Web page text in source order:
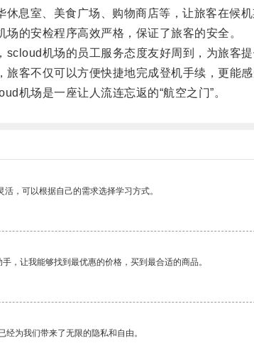
息室、美食广场、购物商店等，让旅客在候机
的安检程序高效严格，保证了旅客的安全。
机场的员工服务态度友好周到，为旅客提
不仅可以方便快捷地完成登机手续，更能感
场是一座让人流连忘返的“航空之门”。
，可以根据自己的需求选择学习方式。
，让我能够找到最优惠的价格，买到最合适的商品。
经为我们带来了无限的隐私和自由。